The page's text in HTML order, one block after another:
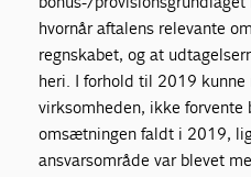
hvornår aftalens relevante
regnskabet, og at
heri. I forhold til 2019 kunne
virksomheden, ikke forvente
omsætningen faldt i 2019,
ansvarsområde var blevet